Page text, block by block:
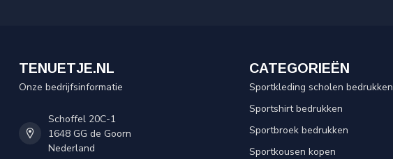
TENUETJE.NL
Onze bedrijfsinformatie
Schoffel 20C-1
1648 GG de Goorn
Nederland
CATEGORIEËN
Sportkleding scholen bedrukken
Sportshirt bedrukken
Sportbroek bedrukken
Sportkousen kopen